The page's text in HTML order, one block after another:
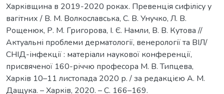
Харківщина в 2019-2020 роках. Превенція сифілісу у
вагітних / В. М. Волкославська, С. В. Унучко, Л. В.
Рощенюк, Р. М. Григорова, І. Є. Намли, В. В. Кутова //
Актуальні проблеми дерматології, венерології та ВІЛ/
СНІД-інфекції : матеріали наукової конференції,
присвяченої 160-річчю професора М. В. Типцева,
Харків 10–11 листопада 2020 р. / за редакцією А. М.
Дащука. – Харків, 2020. – С. 166–169.